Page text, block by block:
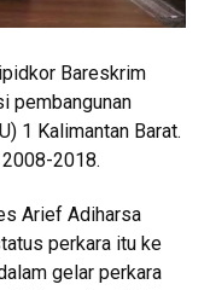
Bareskrim
pembangunan
1 Kalimantan Barat.
2018.
Arief Adiharsa
perkara itu ke
gelar perkara